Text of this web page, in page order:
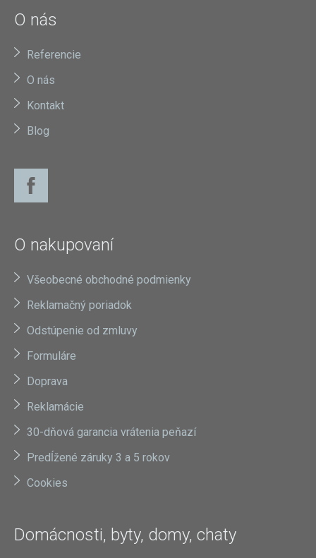
O nás
Referencie
O nás
Kontakt
Blog
O nakupovaní
Všeobecné obchodné podmienky
Reklamačný poriadok
Odstúpenie od zmluvy
Formuláre
Doprava
Reklamácie
30-dňová garancia vrátenia peňazí
Predĺžené záruky 3 a 5 rokov
Cookies
Domácnosti, byty, domy, chaty